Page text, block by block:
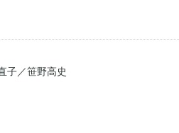
子／笹野高史